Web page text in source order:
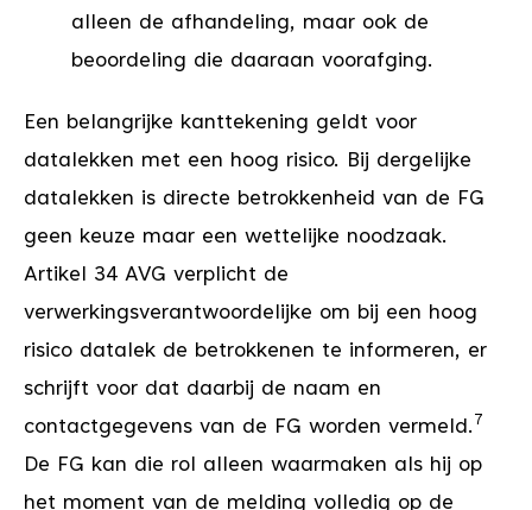
alleen de afhandeling, maar ook de
beoordeling die daaraan voorafging.
Een belangrijke kanttekening geldt voor
datalekken met een hoog risico. Bij dergelijke
datalekken is directe betrokkenheid van de FG
geen keuze maar een wettelijke noodzaak.
Artikel 34 AVG verplicht de
verwerkingsverantwoordelijke om bij een hoog
risico datalek de betrokkenen te informeren, er
schrijft voor dat daarbij de naam en
contactgegevens van de FG worden vermeld. 7
De FG kan die rol alleen waarmaken als hij op
het moment van de melding volledig op de